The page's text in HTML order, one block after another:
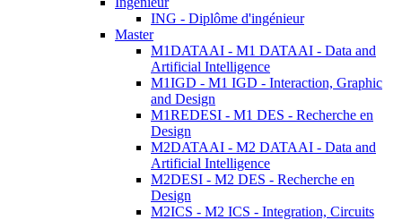
ING - Diplôme d'ingénieur
Master
M1DATAAI - M1 DATAAI - Data and
Artificial Intelligence
M1IGD - M1 IGD - Interaction, Graphic
and Design
M1REDESI - M1 DES - Recherche en
Design
M2DATAAI - M2 DATAAI - Data and
Artificial Intelligence
M2DESI - M2 DES - Recherche en
Design
M2ICS - M2 ICS - Integration, Circuits